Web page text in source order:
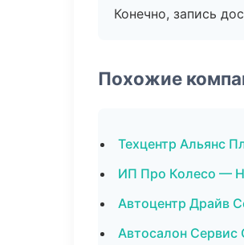
Конечно, запись
Похожие
Техцентр Альянс
ИП Про Колесо —
Автоцентр Драйв
Автосалон